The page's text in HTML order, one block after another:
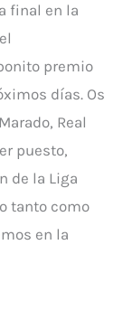
final en la
premio
días. Os
Real
puesto,
de la Liga
tanto como
en la